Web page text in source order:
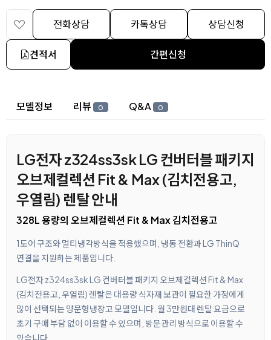
전화상담 카톡상담 상담신청
견적서 간편신청
상세 정보
모델정보 리뷰 0 Q&A 0
LG전자 z324ss3sk LG 컨버터블 패키지
오브제컬렉션 Fit & Max (김치전용고,
우열림) 렌탈 안내
328L 용량의 오브제컬렉션 Fit & Max 김치전용고
1도어 구조와 멀티냉각방식을 적용했으며, 냉동 전환과 LG ThinQ
연결을 지원하는 제품입니다.
LG전자 z324ss3sk LG 컨버터블 패키지 오브제컬렉션 Fit & Max
(김치전용고, 우열림) 렌탈은 대용량 식자재 보관이 필요한 가정에게
많이 선택되는 양문형냉장고 모델입니다. 월 3만원대 렌탈 요금으로
초기 구매 부담 없이 이용할 수 있으며, 방문관리 방식으로 이용할 수